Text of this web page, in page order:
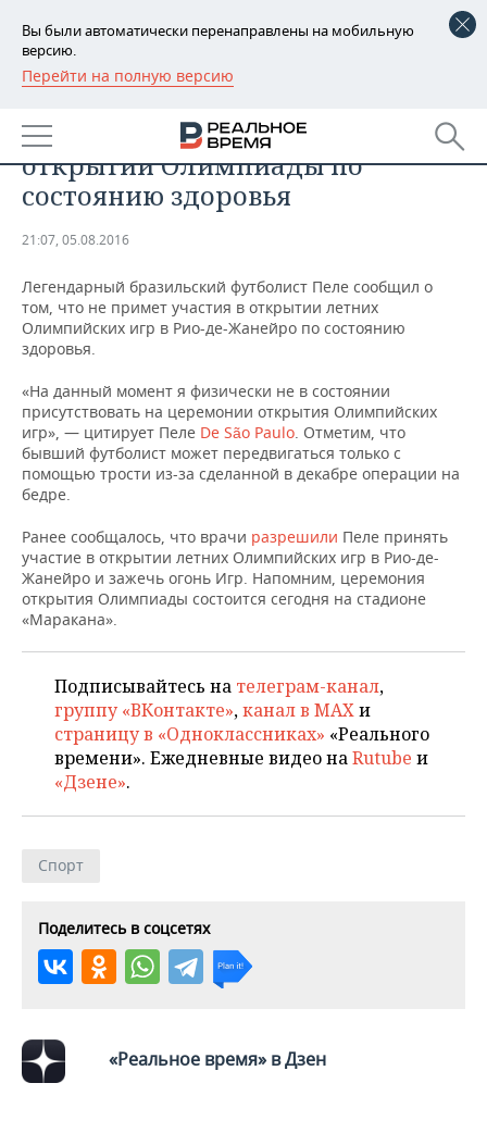
Вы были автоматически перенаправлены на мобильную
версию.
Перейти на полную версию
РЕГИОНЫ
БАШКОРТОСТАН
ТАТАРСТАН
НОВОСТИ
АНАЛИТИКА
ДЕКЛАРАЦИИ О ДОХОДАХ
КОРОЛИ ГОСЗАКАЗА ПФО
КОМУ ПРИНАДЛЕЖАТ
ТОРГОВЫЕ ЦЕНТРЫ
ТАТАРСТАНА
НОВОСТИ ЭКОНОМИКИ
ФИНАНСЫ
БЮДЖЕТ
ИНВЕСТИЦИИ
ПРОМЫШЛЕННОСТЬ
НОВОСТИ
ПРОМЫШЛЕННОСТИ
АГРОПРОМ
МАШИНОСТРОЕНИЕ
НЕФТЕХИМИЯ
НЕФТЬ
ОПК
НЕДВИЖИМОСТЬ
НОВОСТИ АВТО
БИЗНЕС
НОВОСТИ БИЗНЕСА
РОЗНИЧНАЯ ТОРГОВЛЯ
ТРАНСПОРТ
УСЛУГИ
ТЕХНОЛОГИИ
НОВОСТИ ТЕХНОЛОГИЙ
IT
МЕДИА
ТЕЛЕКОММУНИКАЦИИ
МЕРОПРИЯТИЯ
НОВОСТИ МЕРОПРИЯТИЙ
ВЫЕЗДНАЯ РЕДАКЦИЯ
БИЗНЕС-БРАНЧИ
ONLINE-КОНФЕРЕНЦИИ
ОТКРЫТАЯ ЛЕКЦИЯ
СПОРТ
НОВОСТИ СПОРТА
ФУТБОЛ
ХОККЕЙ
БАСКЕТБОЛ
КИБЕРСПОРТ
ФИГУРНОЕ КАТАНИЕ
ВОДНЫЕ ВИДЫ СПОРТА
ОБЩЕСТВО
НОВОСТИ ОБЩЕСТВА
ВЛАСТЬ
ИНФРАСТРУКТУРА
КУЛЬТУРА
МЕДИЦИНА
ОБРАЗОВАНИЕ
ФОТОГАЛЕРЕЯ
СЮЖЕТЫ
СПРАВОЧНИК
СПИСОК КОМПАНИЙ
Пеле не примет участия в
открытии Олимпиады по
состоянию здоровья
21:07, 05.08.2016
Легендарный бразильский футболист Пеле сообщил о
том, что не примет участия в открытии летних
Олимпийских игр в Рио-де-Жанейро по состоянию
здоровья.
«На данный момент я физически не в состоянии
присутствовать на церемонии открытия Олимпийских
игр», — цитирует Пеле De São Paulo. Отметим, что
бывший футболист может передвигаться только с
помощью трости из-за сделанной в декабре операции на
бедре.
Ранее сообщалось, что врачи разрешили Пеле принять
участие в открытии летних Олимпийских игр в Рио-де-
Жанейро и зажечь огонь Игр. Напомним, церемония
открытия Олимпиады состоится сегодня на стадионе
«Маракана».
Подписывайтесь на телеграм-канал,
группу «ВКонтакте»,канал в MAXи
страницу в «Одноклассниках» «Реального
времени». Ежедневные видео наRutube и
«Дзене».
Спорт
Поделитесь в соцсетях
«Реальное время» в Дзен